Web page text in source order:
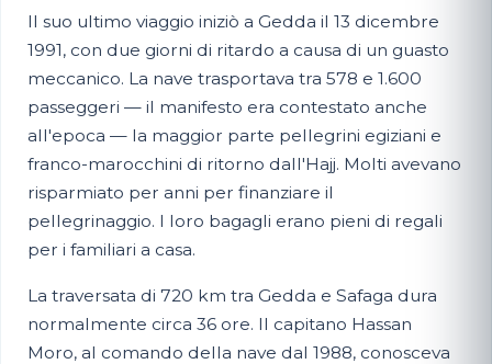
Il suo ultimo viaggio iniziò a Gedda il 13 dicembre
1991, con due giorni di ritardo a causa di un guasto
meccanico. La nave trasportava tra 578 e 1.600
passeggeri — il manifesto era contestato anche
all'epoca — la maggior parte pellegrini egiziani e
franco-marocchini di ritorno dall'Hajj. Molti avevano
risparmiato per anni per finanziare il
pellegrinaggio. I loro bagagli erano pieni di regali
per i familiari a casa.
La traversata di 720 km tra Gedda e Safaga dura
normalmente circa 36 ore. Il capitano Hassan
Moro, al comando della nave dal 1988, conosceva